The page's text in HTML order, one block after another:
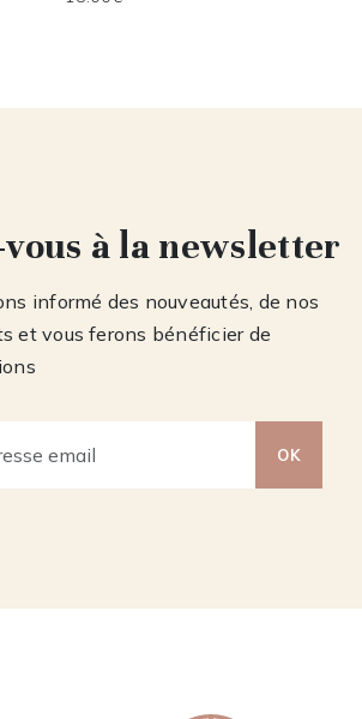
à la newsletter
informé des nouveautés, de nos
et vous ferons bénéficier de
OK